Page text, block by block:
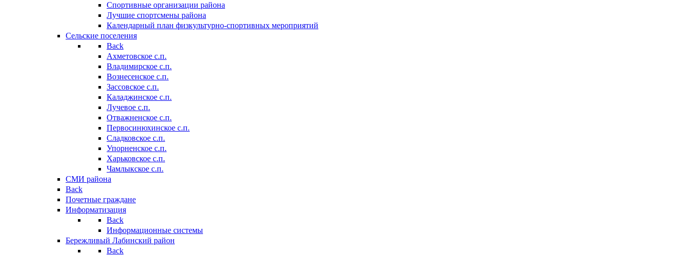
Спортивные организации района
Лучшие спортсмены района
Календарный план физкультурно-спортивных мероприятий
Сельские поселения
Back
Ахметовское с.п.
Владимирское с.п.
Вознесенское с.п.
Зассовское с.п.
Каладжинское с.п.
Лучевое с.п.
Отважненское с.п.
Первосинюхинское с.п.
Сладковское с.п.
Упорненское с.п.
Харьковское с.п.
Чамлыкское с.п.
СМИ района
Back
Почетные граждане
Информатизация
Back
Информационные системы
Бережливый Лабинский район
Back